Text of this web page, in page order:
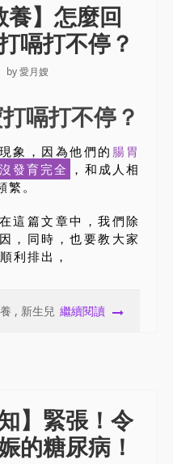
養】怎麼回
嗝打不停？
by 愛月嫂
嗝打不停？
象，因為他們的 腸胃
發育完全 ，和成人相
。
這篇文章中，我們除
，同時，也要教大家
利排出，
, 新生兒 繼續閱讀
】緊張！令
的糖尿病！